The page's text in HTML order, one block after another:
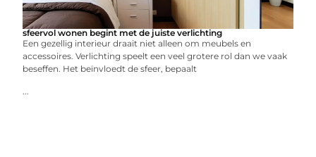
sfeervol wonen begint met de juiste verlichting
Een gezellig interieur draait niet alleen om meubels en
accessoires. Verlichting speelt een veel grotere rol dan we vaak
beseffen. Het beïnvloedt de sfeer, bepaalt
...